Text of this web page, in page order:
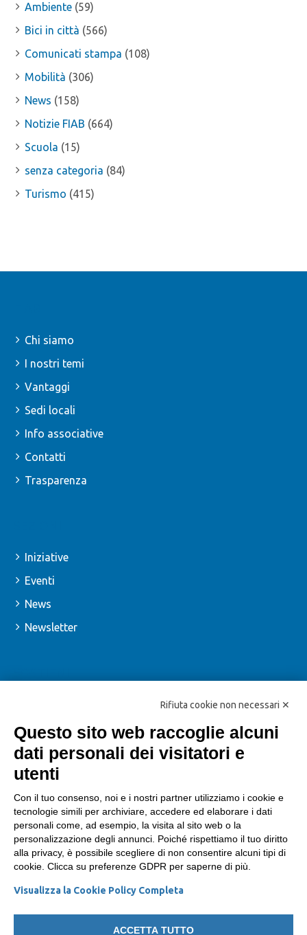
Ambiente (59)
Bici in città (566)
Comunicati stampa (108)
Mobilità (306)
News (158)
Notizie FIAB (664)
Scuola (15)
senza categoria (84)
Turismo (415)
Chi siamo
I nostri temi
Vantaggi
Sedi locali
Info associative
Contatti
Trasparenza
Iniziative
Eventi
News
Newsletter
Dona
Dona il 5x1000 alla FIAB
SOCIAL
Facebook
Twitter
Rifiuta cookie non necessari ✕
Questo sito web raccoglie alcuni
dati personali dei visitatori e
utenti
Con il tuo consenso, noi e i nostri partner utilizziamo i cookie e
tecnologie simili per archiviare, accedere ed elaborare i dati
personali come, ad esempio, la visita al sito web o la
personalizzazione degli annunci. Poiché rispettiamo il tuo diritto
alla privacy, è possibile scegliere di non consentire alcuni tipi di
cookie. Clicca su preferenze GDPR per saperne di più.
Visualizza la Cookie Policy Completa
ACCETTA TUTTO